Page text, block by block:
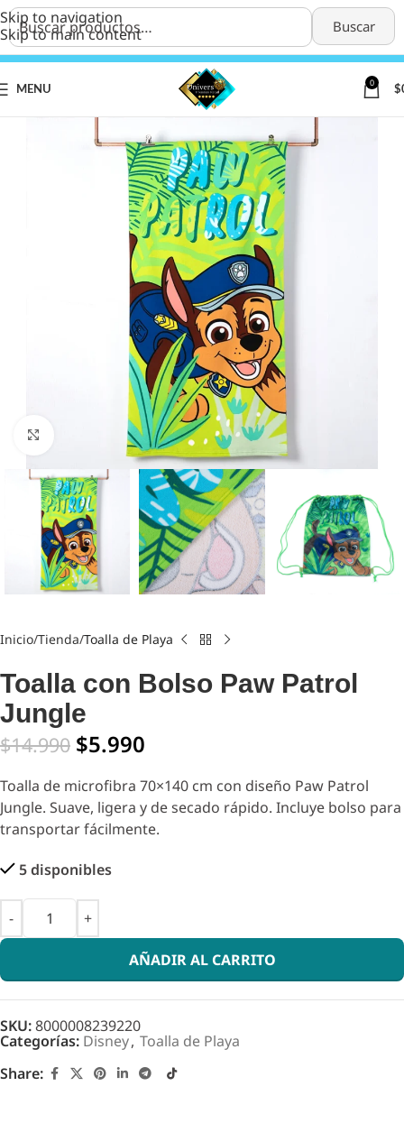
Buscar
Skip to navigation
Skip to main content
MENU
0
$
Click to enlarge
Inicio Tienda Toalla de Playa
Toalla con Bolso Paw Patrol
Jungle
$14.990 $5.990
Toalla de microfibra 70×140 cm con diseño Paw Patrol
Jungle. Suave, ligera y de secado rápido. Incluye bolso para
transportar fácilmente.
5 disponibles
AÑADIR AL CARRITO
SKU:8000008239220
Categorías: Disney, Toalla de Playa
Share: